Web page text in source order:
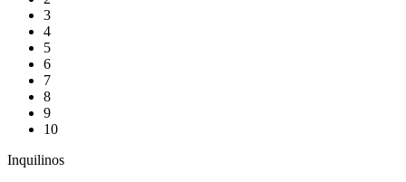
3
4
5
6
7
8
9
10
Inquilinos